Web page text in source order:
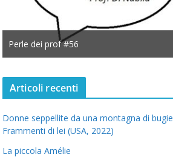
Perle dei prof #56
Articoli recenti
Donne seppellite da una montagna di bugie
Frammenti di lei (USA, 2022)
La piccola Amélie